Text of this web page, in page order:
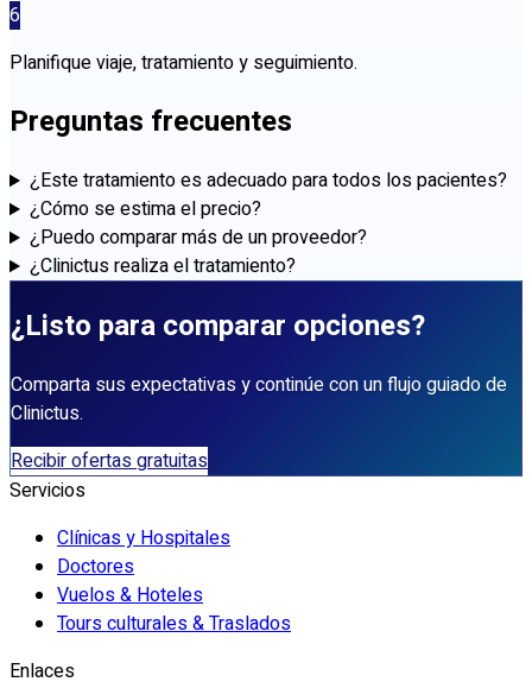
6
Planifique viaje, tratamiento y seguimiento.
Preguntas frecuentes
¿Este tratamiento es adecuado para todos los pacientes?
¿Cómo se estima el precio?
¿Puedo comparar más de un proveedor?
¿Clinictus realiza el tratamiento?
¿Listo para comparar opciones?
Comparta sus expectativas y continúe con un flujo guiado de
Clinictus.
Recibir ofertas gratuitas
Servicios
Clínicas y Hospitales
Doctores
Vuelos & Hoteles
Tours culturales & Traslados
Enlaces